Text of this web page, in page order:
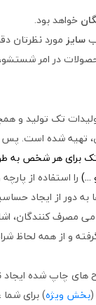
خواهد بود.
سایزمورد نظرتان
تک تولید و
، تهیه شده است. پس
برای هر شخص به
...) را استفاده از
به دور از ایجاد
مصرف کنندگان،
و از همه لحاظ
های چاپ شده
بخش ویژه) برای شما